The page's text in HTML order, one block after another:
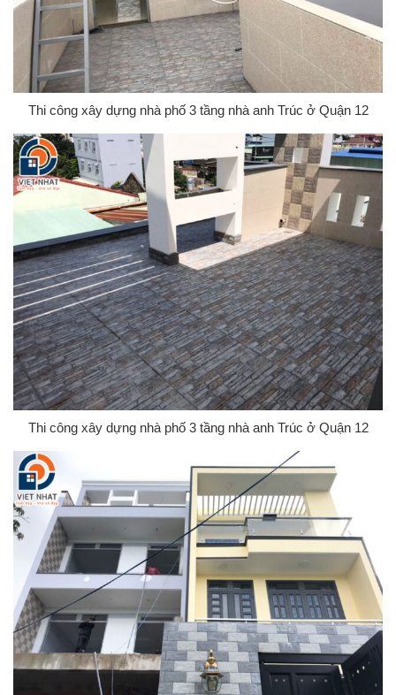
Thi công xây dựng nhà phố 3 tầng nhà anh Trúc ở Quận 12
Thi công xây dựng nhà phố 3 tầng nhà anh Trúc ở Quận 12